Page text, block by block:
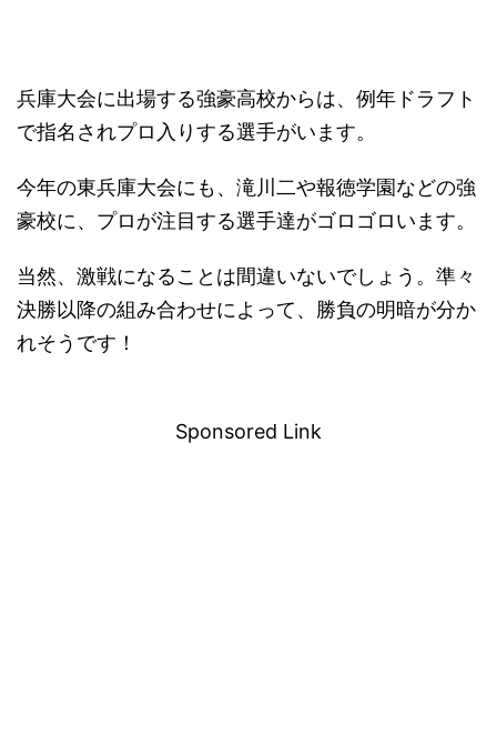
兵庫大会に出場する強豪高校からは、例年ドラフト
で指名されプロ入りする選手がいます。
今年の東兵庫大会にも、滝川二や報徳学園などの強
豪校に、プロが注目する選手達がゴロゴロいます。
当然、激戦になることは間違いないでしょう。準々
決勝以降の組み合わせによって、勝負の明暗が分か
れそうです！
Sponsored Link